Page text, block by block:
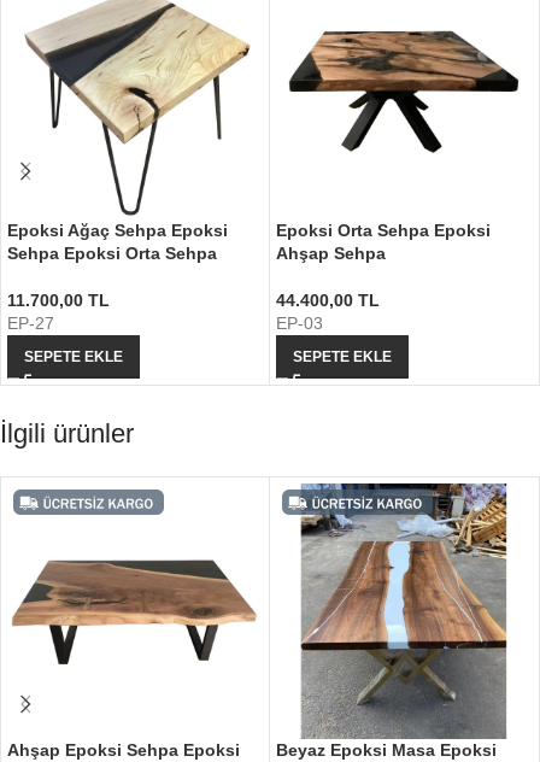
Epoksi Ağaç Sehpa Epoksi
Sehpa Epoksi Orta Sehpa
11.700,00 TL
EP-27
SEPETE EKLE
Epoksi Orta Sehpa Epoksi
Ahşap Sehpa
44.400,00 TL
EP-03
SEPETE EKLE
İlgili ürünler
Ahşap Epoksi Sehpa Epoksi
Beyaz Epoksi Masa Epoksi